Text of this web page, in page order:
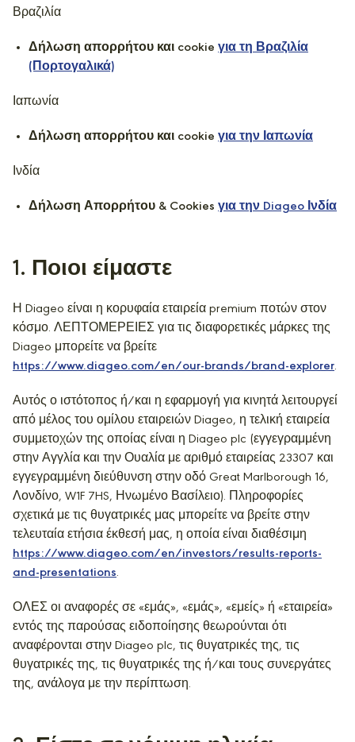
Βραζιλία
Δήλωση απορρήτου και cookie για τη Βραζιλία
(Πορτογαλικά)
Ιαπωνία
Δήλωση απορρήτου και cookie για την Ιαπωνία
Ινδία
Δήλωση Απορρήτου & Cookies για την Diageo Ινδία
1. Ποιοι είμαστε
Η Diageo είναι η κορυφαία εταιρεία premium ποτών στον
κόσμο. ΛΕΠΤΟΜΕΡΕΙΕΣ για τις διαφορετικές μάρκες της
Diageo μπορείτε να βρείτε
https://www.diageo.com/en/our-brands/brand-explorer.
Αυτός ο ιστότοπος ή/και η εφαρμογή για κινητά λειτουργεί
από μέλος του ομίλου εταιρειών Diageo, η τελική εταιρεία
συμμετοχών της οποίας είναι η Diageo plc (εγγεγραμμένη
στην Αγγλία και την Ουαλία με αριθμό εταιρείας 23307 και
εγγεγραμμένη διεύθυνση στην οδό Great Marlborough 16,
Λονδίνο, W1F 7HS, Ηνωμένο Βασίλειο). Πληροφορίες
σχετικά με τις θυγατρικές μας μπορείτε να βρείτε στην
τελευταία ετήσια έκθεσή μας, η οποία είναι διαθέσιμη
https://www.diageo.com/en/investors/results-reports-
and-presentations.
ΟΛΕΣ οι αναφορές σε «εμάς», «εμάς», «εμείς» ή «εταιρεία»
εντός της παρούσας ειδοποίησης θεωρούνται ότι
αναφέρονται στην Diageo plc, τις θυγατρικές της, τις
θυγατρικές της, τις θυγατρικές της ή/και τους συνεργάτες
της, ανάλογα με την περίπτωση.